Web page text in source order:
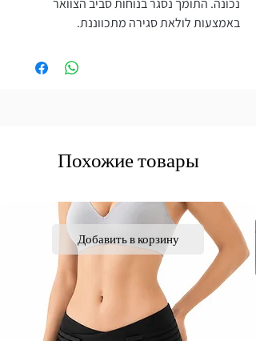
נכונה. התומך נסגר בנוחות סביב הצוואר
באמצעות לולאת סגירה מתכווננת.
Похожие товары
Добавить в корзину